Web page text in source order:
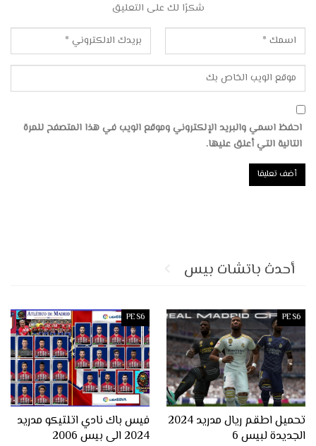
شكرًا لك على التعليق
احفظ اسمي والبريد الإلكتروني وموقع الويب في هذا المتصفح للمرة
التالية التي أعلق عليها.
أحدث باتشات بيس
PES6
تحميل اطقم ريال مدريد 2024
الجديدة لبيس 6
PES6
فيس باك نادي اتلتيكو مدريد
2024 الى بيس 2006